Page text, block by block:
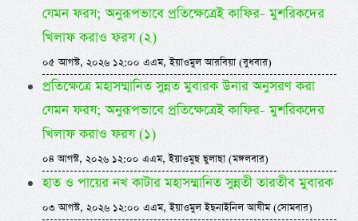
যেমন ফরয; অনুরূপভাবে প্রতিক্ষেত্রেই কাফির- মুশরিকদের
খিলাফ করাও ফরয (২)
০৫ আগস্ট, ২০২৬ ১২:০০ এএম, ইয়াওমুল আরবিয়া (বুধবার)
প্রতিক্ষেত্রে মহাসম্মানিত সুন্নত মুবারক উনার অনুসরণ করা
যেমন ফরয; অনুরূপভাবে প্রতিক্ষেত্রেই কাফির- মুশরিকদের
খিলাফ করাও ফরয (১)
০৪ আগস্ট, ২০২৬ ১২:০০ এএম, ইয়াওমুছ ছুলাছা (মঙ্গলবার)
হাত ও পায়ের নখ কাটার মহাসম্মানিত সুন্নতী তারতীব মুবারক
০৩ আগস্ট, ২০২৬ ১২:০০ এএম, ইয়াওমুল ইছনাইনিল আযীম (সোমবার)